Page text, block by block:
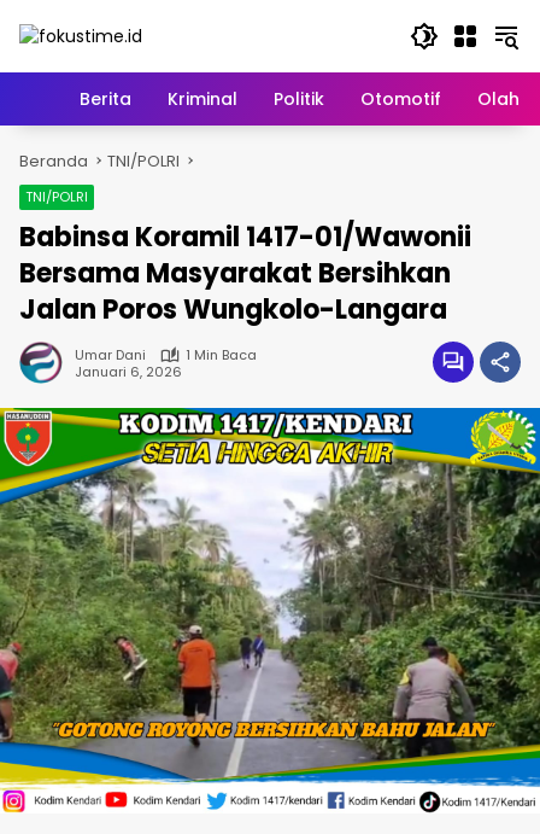
HomeBerita Kriminal Politik Otomotif
Beranda TNI/POLRI
TNI/POLRI
Babinsa Koramil 1417-01/Wawonii
Bersama Masyarakat Bersihkan
Jalan Poros Wungkolo-Langara
Umar Dani
1 Min Baca
Januari 6, 2026